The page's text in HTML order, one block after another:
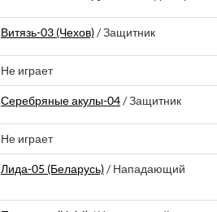
Витязь-03 (Чехов) / Защитник
Не играет
Серебряные акулы-04 / Защитник
Не играет
Лида-05 (Беларусь) / Нападающий